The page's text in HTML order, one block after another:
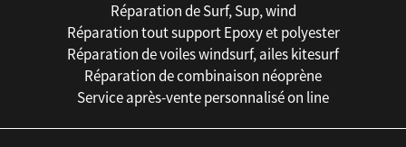
Réparation de Surf, Sup, wind
Réparation tout support Epoxy et polyester
Réparation de voiles windsurf, ailes kitesurf
Réparation de combinaison néoprène
Service après-vente personnalisé on line